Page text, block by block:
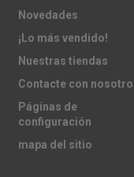
Novedades
¡Lo más vendido!
Nuestras tiendas
Contacte con
Páginas de
configuración
mapa del sitio